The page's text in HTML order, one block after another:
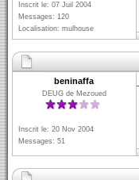
Inscrit le: 07 Juil 2004
Messages: 120
Localisation: mulhouse
beninaffa
DEUG de Mezoued
Inscrit le: 20 Nov 2004
Messages: 51